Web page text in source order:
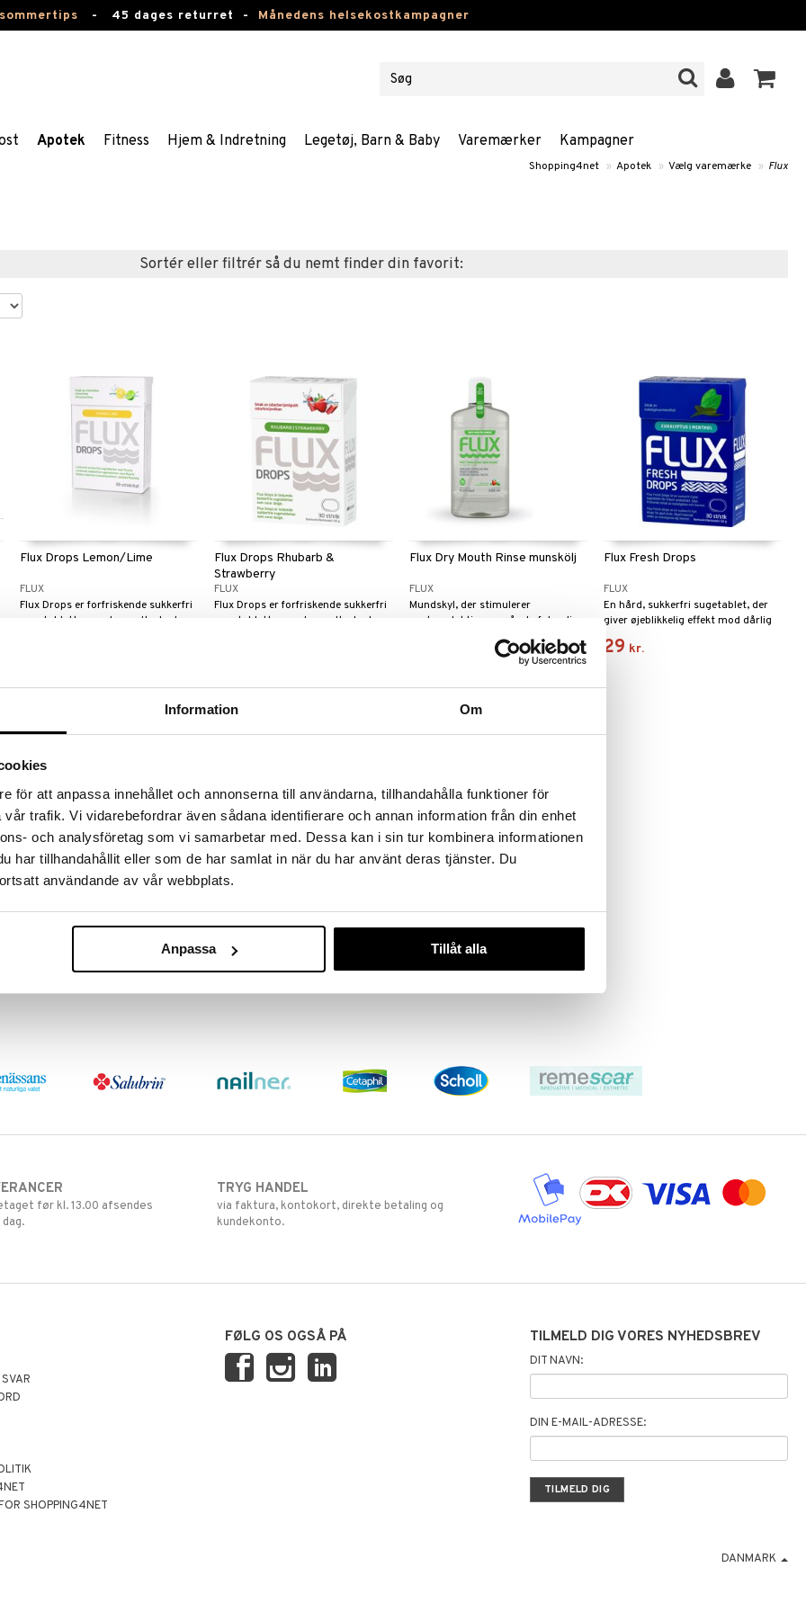
Information Om
för att anpassa innehållet och annonserna till användarna, tillhandahålla funktioner för
trafik. Vi vidarebefordrar även sådana identifierare och annan information från din enhet
och analysföretag som vi samarbetar med. Dessa kan i sin tur kombinera informationen
har tillhandahållit eller som de har samlat in när du har använt deras tjänster. Du
användande av vår webbplats.
Anpassa Tillåt alla
- 45 dages returret - Månedens helsekostkampagner
Apotek Fitness Hjem & Indretning Legetøj, Barn & Baby Varemærker Kampagner
Shopping4net » Apotek » Vælg varemærke » Flux
Sortér eller filtrér så du nemt finder din favorit:
Flux Drops Lemon/Lime
FLUX
Flux Drops er forfriskende sukkerfri
sugetabletter mod mundtørhed.
Flux Drops Rhubarb &
Strawberry
FLUX
Flux Drops er forfriskende sukkerfri
sugetabletter mod mundtørhed.
Flux Dry Mouth Rinse munskölj
FLUX
Mundskyl, der stimulerer
spytproduktionen, når du føler dig
Flux Fresh Drops
FLUX
En hård, sukkerfri sugetablet, der
giver øjeblikkelig effekt mod dårlig
ånde.
29 kr.
tandoverfladen og giver stærke
FLUX
Flux Junior er en fluormundskyl
som er tilpasset børn på 6-12 år.
FLUX
Fluorskyllevæske med smag af
citron og mint
før kl. 13.00 afsendes
TRYG HANDEL
via faktura, kontokort, direkte betaling og
kundekonto.
SHOPPING4NET
FØLG OS OGSÅ PÅ TILMELD DIG VORES NYHEDSBREV
DIT NAVN:
DIN E-MAIL-ADRESSE:
DANMARK